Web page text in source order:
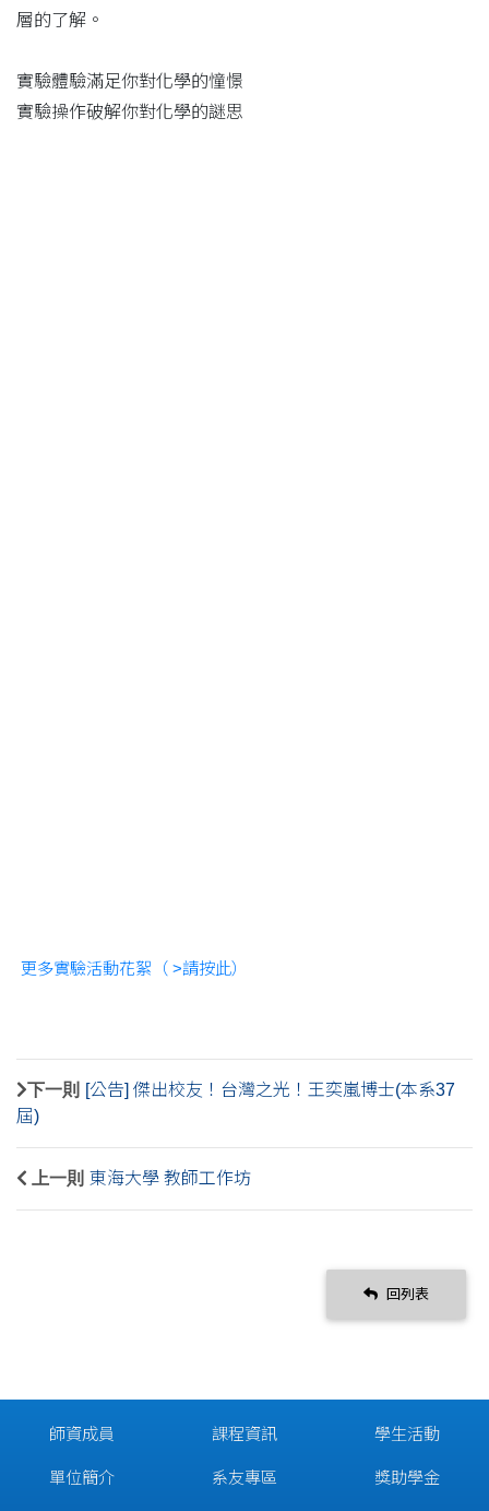
層的了解。
實驗體驗滿足你對化學的憧憬
實驗操作破解你對化學的謎思
更多實驗活動花絮（ >請按此）
下一則
[公告] 傑出校友！台灣之光！王奕嵐博士(本系37
屆)
上一則 東海大學 教師工作坊
回列表
師資成員
單位簡介
課程資訊
系友專區
學生活動
獎助學金